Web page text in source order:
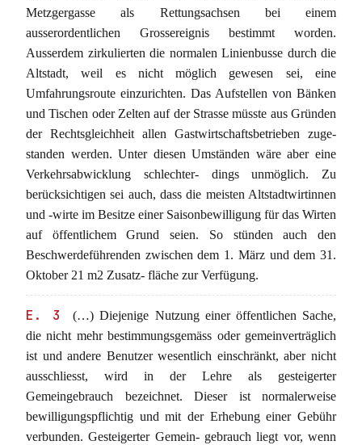
Metzgergasse als Rettungsachsen bei einem
ausserordentlichen Grossereignis bestimmt worden.
Ausserdem zirkulierten die normalen Linienbusse durch die
Altstadt, weil es nicht möglich gewesen sei, eine
Umfahrungsroute einzurichten. Das Aufstellen von Bänken
und Tischen oder Zelten auf der Strasse müsste aus Gründen
der Rechtsgleichheit allen Gastwirtschaftsbetrieben zuge-
standen werden. Unter diesen Umständen wäre aber eine
Verkehrsabwicklung schlechter- dings unmöglich. Zu
berücksichtigen sei auch, dass die meisten Altstadtwirtinnen
und -wirte im Besitze einer Saisonbewilligung für das Wirten
auf öffentlichem Grund seien. So stünden auch den
Beschwerdeführenden zwischen dem 1. März und dem 31.
Oktober 21 m2 Zusatz- fläche zur Verfügung.
E. 3
(…) Diejenige Nutzung einer öffentlichen Sache,
die nicht mehr bestimmungsgemäss oder gemeinverträglich
ist und andere Benutzer wesentlich einschränkt, aber nicht
ausschliesst, wird in der Lehre als gesteigerter
Gemeingebrauch bezeichnet. Dieser ist normalerweise
bewilligungspflichtig und mit der Erhebung einer Gebühr
verbunden. Gesteigerter Gemein- gebrauch liegt vor, wenn